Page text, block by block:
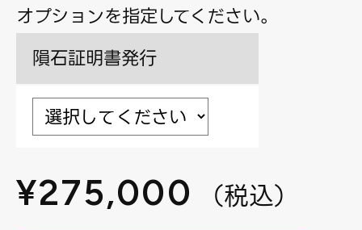
オプションを指定してください。
隕石証明書発行
¥275,000 （税込）